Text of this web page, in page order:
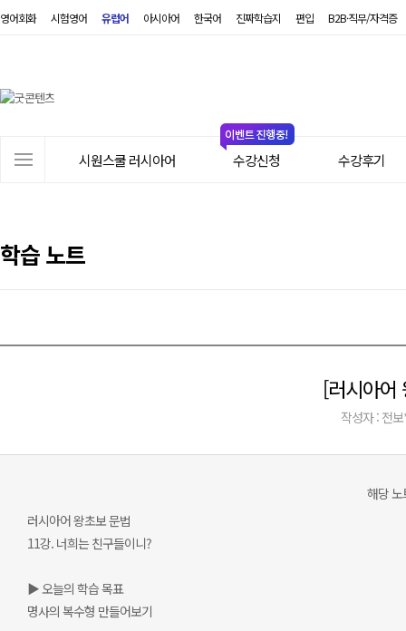
영어회화 시험영어 유럽어 아시아어 한국어 진짜학습지 편입 B2B·직무/자격증
시원스쿨 러시아어 수강신청 수강후기
학습 노트
[러시아어
작성자 : 전
해당
러시아어 왕초보 문법
11강. 너희는 친구들이니?
▶ 오늘의 학습 목표
명사의 복수형 만들어보기